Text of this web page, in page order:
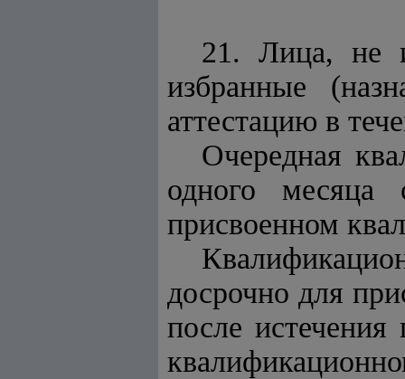
21. Лица, не
избранные
аттестацию в
Очередная
одного месяца
присвоенном
досрочно для
после